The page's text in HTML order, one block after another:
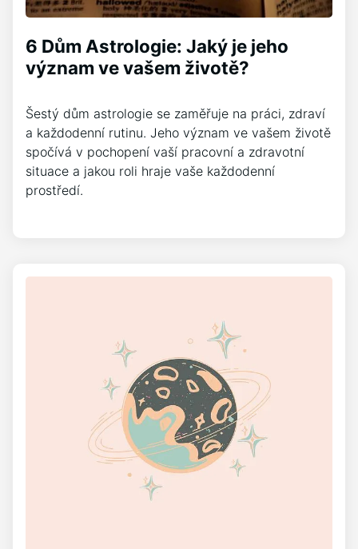
6 Dům Astrologie: Jaký je jeho
význam ve vašem životě?
Šestý dům astrologie se zaměřuje na práci, zdraví
a každodenní rutinu. Jeho význam ve vašem životě
spočívá v pochopení vaší pracovní a zdravotní
situace a jakou roli hraje vaše každodenní
prostředí.